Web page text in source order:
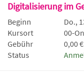
Digitalisierung im
Beginn
Do.,
Kursort
00-
Gebühr
0,00 €
Status